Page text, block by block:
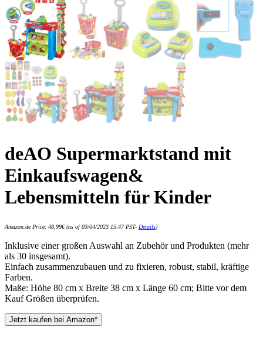
deAO Supermarktstand mit
Einkaufswagen&
Lebensmitteln für Kinder
Amazon.de Price: 48,99€(as of 03/04/2023 15:47 PST- Details)
Inklusive einer großen Auswahl an Zubehör und Produkten (mehr
als 30 insgesamt).
Einfach zusammenzubauen und zu fixieren, robust, stabil, kräftige
Farben.
Maße: Höhe 80 cm x Breite 38 cm x Länge 60 cm; Bitte vor dem
Kauf Größen überprüfen.
Jetzt kaufen bei Amazon*